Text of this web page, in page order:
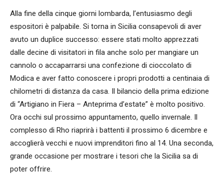
Alla fine della cinque giorni lombarda, l’entusiasmo degli
espositori è palpabile. Si torna in Sicilia consapevoli di aver
avuto un duplice successo: essere stati molto apprezzati
dalle decine di visitatori in fila anche solo per mangiare un
cannolo o accaparrarsi una confezione di cioccolato di
Modica e aver fatto conoscere i propri prodotti a centinaia di
chilometri di distanza da casa. Il bilancio della prima edizione
di “Artigiano in Fiera – Anteprima d’estate” è molto positivo.
Ora occhi sul prossimo appuntamento, quello invernale. Il
complesso di Rho riaprirà i battenti il prossimo 6 dicembre e
accoglierà vecchi e nuovi imprenditori fino al 14. Una seconda,
grande occasione per mostrare i tesori che la Sicilia sa di
poter offrire.